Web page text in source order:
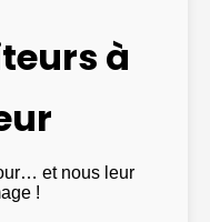
à
et nous leur
!